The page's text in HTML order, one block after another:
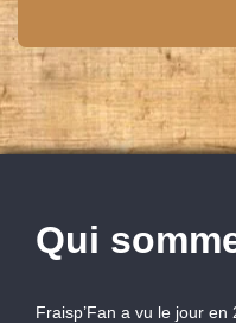
Qui
Fraisp’Fan a vu le jour en